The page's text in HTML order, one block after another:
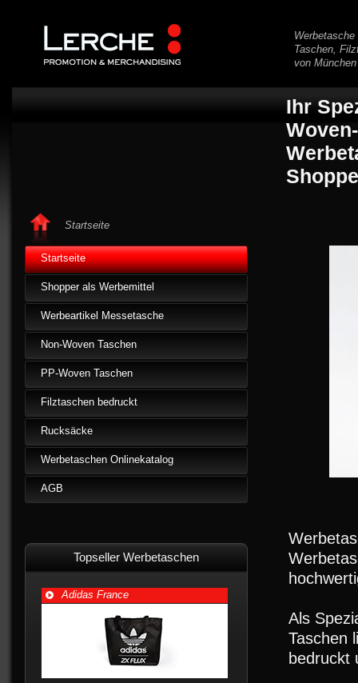
Taschen,
von München
Ihr
Startseite
Startseite
Shopper als Werbemittel
Werbeartikel Messetasche
Non-Woven Taschen
PP-Woven Taschen
Filztaschen bedruckt
Rucksäcke
Werbetaschen Onlinekatalog
AGB
Topseller Werbetaschen
Adidas France
Als
Taschen
bedruckt